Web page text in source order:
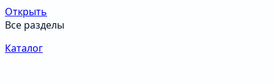
Открыть
Все разделы
Каталог